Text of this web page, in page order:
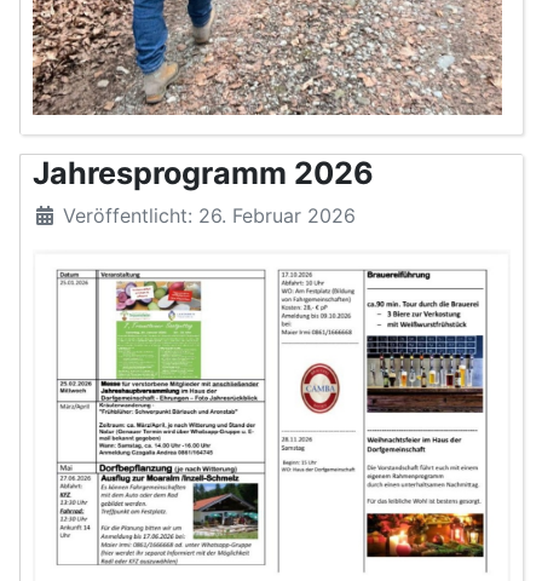
Jahresprogramm 2026
Veröffentlicht: 26. Februar 2026